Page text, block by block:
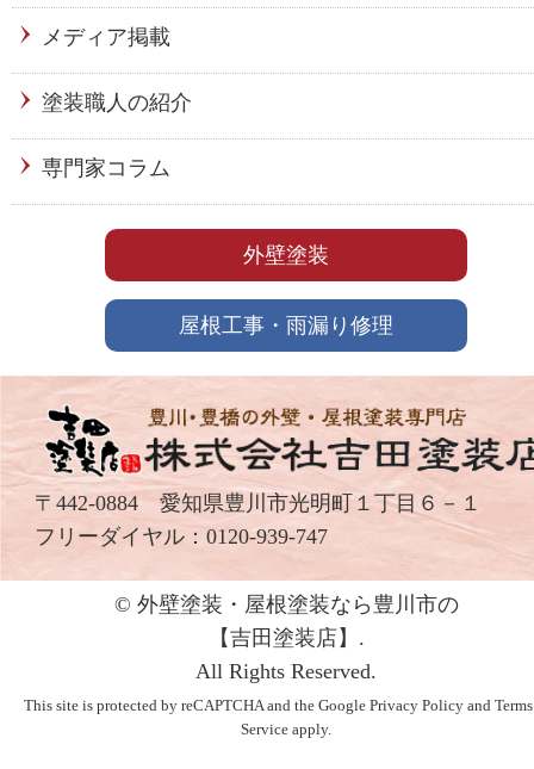
メディア掲載
塗装職人の紹介
専門家コラム
外壁塗装
屋根工事・雨漏り修理
〒442-0884 愛知県豊川市光明町１丁目６－１
フリーダイヤル： 0120-939-747
© 外壁塗装・屋根塗装なら豊川市の
【吉⽥塗装店】.
All Rights Reserved.
This site is protected by reCAPTCHA and the Google Privacy Policyand
Service apply.